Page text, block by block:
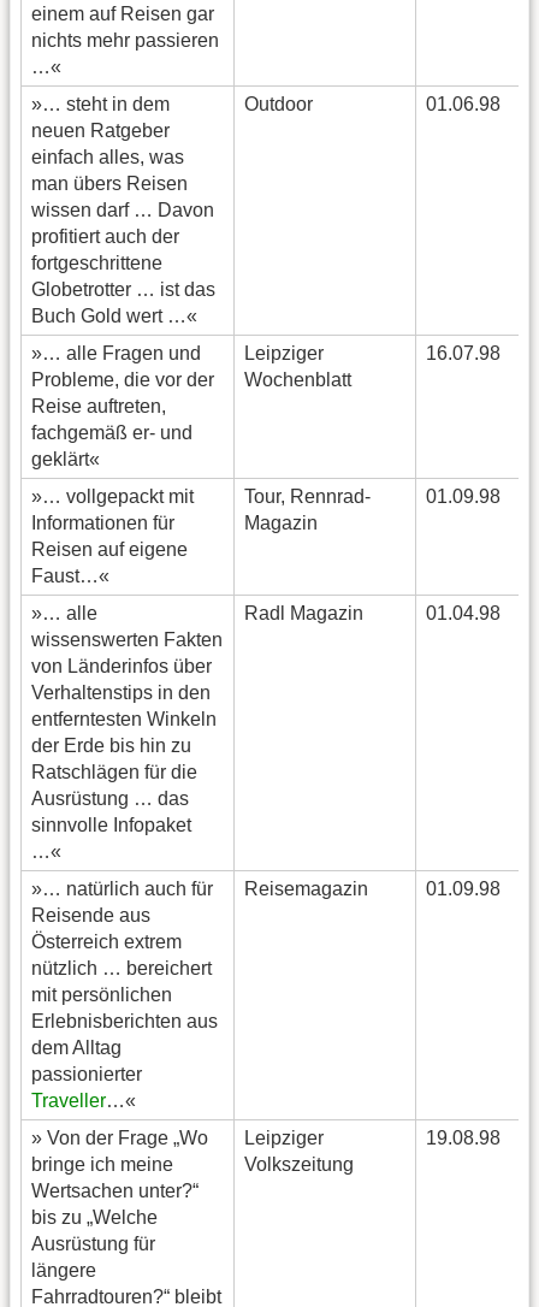
einem auf Reisen gar
nichts mehr passieren
…«
»… steht in dem
neuen Ratgeber
einfach alles, was
man übers Reisen
wissen darf … Davon
profitiert auch der
fortgeschrittene
Globetrotter … ist das
Buch Gold wert …«
Outdoor 01.06.98
»… alle Fragen und
Probleme, die vor der
Reise auftreten,
fachgemäß er- und
geklärt«
Leipziger
Wochenblatt
16.07.98
»… vollgepackt mit
Informationen für
Reisen auf eigene
Faust…«
Tour, Rennrad-
Magazin
01.09.98
»… alle
wissenswerten Fakten
von Länderinfos über
Verhaltenstips in den
entferntesten Winkeln
der Erde bis hin zu
Ratschlägen für die
Ausrüstung … das
sinnvolle Infopaket
…«
Radl Magazin 01.04.98
»… natürlich auch für
Reisende aus
Österreich extrem
nützlich … bereichert
mit persönlichen
Erlebnisberichten aus
dem Alltag
passionierter
Traveller…«
Reisemagazin 01.09.98
» Von der Frage „Wo
bringe ich meine
Wertsachen unter?“
bis zu „Welche
Ausrüstung für
längere
Fahrradtouren?“ bleibt
Leipziger
Volkszeitung
19.08.98